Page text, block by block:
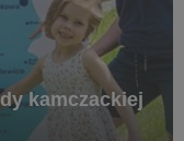
kamczackiej